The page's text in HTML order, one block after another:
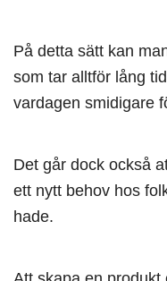
På detta sätt kan
som tar alltför lång
vardagen smidigare
Det går dock också
ett nytt behov hos
hade.